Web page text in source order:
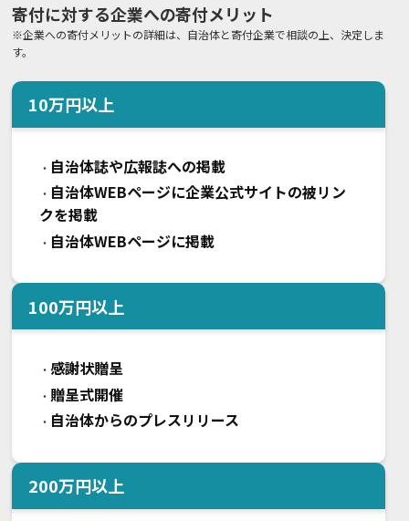
寄付に対する企業への寄付メリット
※企業への寄付メリットの詳細は、自治体と寄付企業で相談の上、決定しま
す。
10万円以上
・ 自治体誌や広報誌への掲載
・ 自治体WEBページに企業公式サイトの被リン
クを掲載
・ 自治体WEBページに掲載
100万円以上
・感謝状贈呈
・ 贈呈式開催
・ 自治体からのプレスリリース
200万円以上